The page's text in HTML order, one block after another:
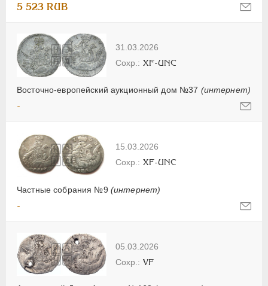
5 523 RUB
31.03.2026
Восточно-европейский аукционный дом №37 (интернет)
XF-UNC
-
15.03.2026
Частные собрания №9 (интернет)
XF-UNC
-
05.03.2026
VF